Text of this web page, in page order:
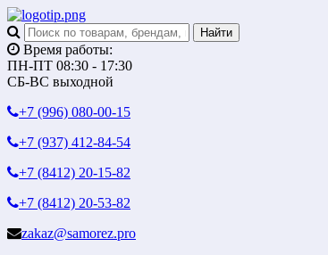
Время работы:
ПН-ПТ 08:30 - 17:30
СБ-ВС выходной
+7 (996) 080-00-15
+7 (937) 412-84-54
+7 (8412) 20-15-82
+7 (8412) 20-53-82
zakaz@samorez.pro